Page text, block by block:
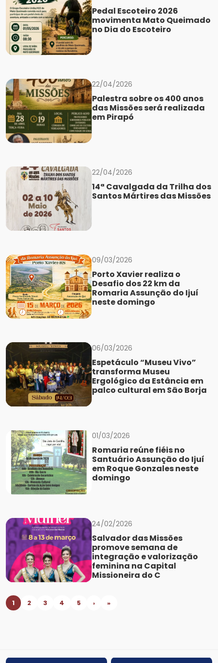
Pedal Escoteiro 2026
movimenta Mato Queimado
no Dia do Escoteiro
22/04/2026
Palestra sobre os 400 anos
das Missões será realizada
em Pirapó
22/04/2026
14ª Cavalgada da Trilha dos
Santos Mártires das Missões
09/03/2026
Porto Xavier realiza o
Desafio dos 22 km da
Romaria Assunção do Ijuí
neste domingo
06/03/2026
Espetáculo “Museu Vivo”
transforma Museu
Ergológico da Estância em
palco cultural em São Borja
01/03/2026
Romaria reúne fiéis no
Santuário Assunção do Ijuí
em Roque Gonzales neste
domingo
24/02/2026
Salvador das Missões
promove semana de
integração e valorização
feminina na Capital
Missioneira do C
1 2 3 4 5 › »